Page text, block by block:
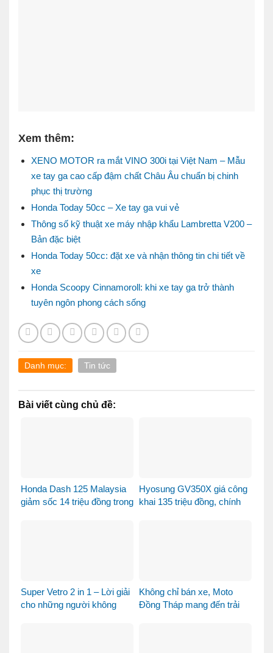
Xem thêm:
XENO MOTOR ra mắt VINO 300i tại Việt Nam – Mẫu
xe tay ga cao cấp đậm chất Châu Âu chuẩn bị chinh
phục thị trường
Honda Today 50cc – Xe tay ga vui vẻ
Thông số kỹ thuật xe máy nhập khẩu Lambretta V200 –
Bản đặc biệt
Honda Today 50cc: đặt xe và nhận thông tin chi tiết về
xe
Honda Scoopy Cinnamoroll: khi xe tay ga trở thành
tuyên ngôn phong cách sống
Danh mục: Tin tức
Bài viết cùng chủ đề:
Honda Dash 125 Malaysia
giảm sốc 14 triệu đồng trong
Hyosung GV350X giá công
khai 135 triệu đồng, chính
Super Vetro 2 in 1 – Lời giải
cho những người không
Không chỉ bán xe, Moto
Đồng Tháp mang đến trải